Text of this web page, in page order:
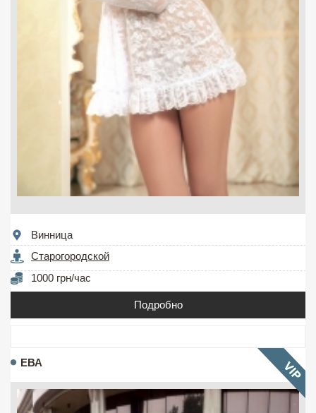
Винница
Старогородской
1000 грн/час
Подробно
ЕВА